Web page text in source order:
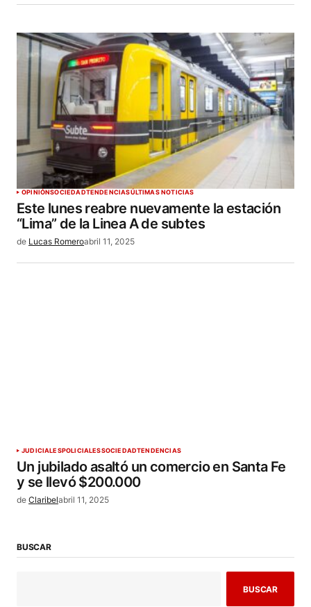
OPINIÓNSOCIEDADTENDENCIASÚLTIMAS NOTICIAS
Este lunes reabre nuevamente la estación
“Lima” de la Linea A de subtes
de Lucas Romeroabril 11, 2025
JUDICIALESPOLICIALESSOCIEDADTENDENCIAS
Un jubilado asaltó un comercio en Santa Fe
y se llevó $200.000
de Claribelabril 11, 2025
BUSCAR
BUSCAR